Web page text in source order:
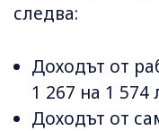
следва:
Доходът от
1 267 на 1 574
Доходът от